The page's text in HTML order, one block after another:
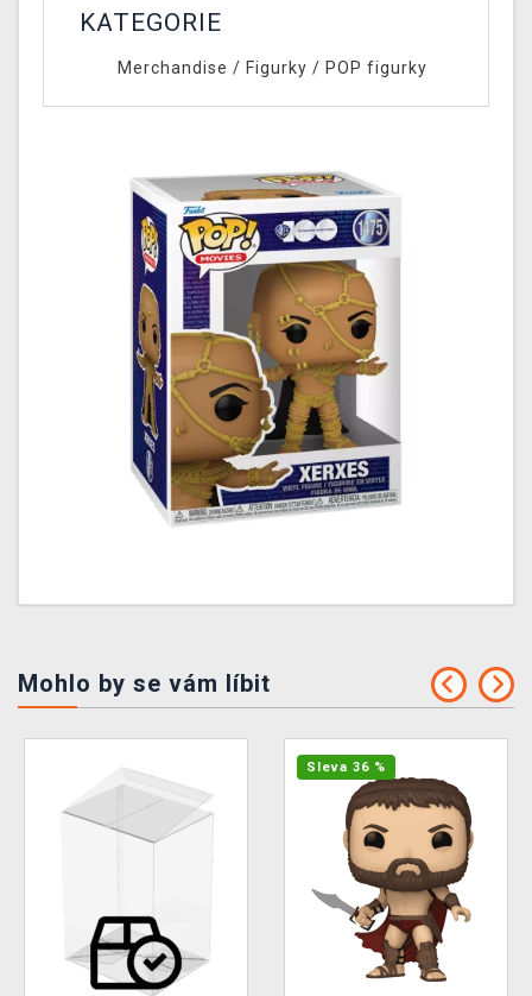
KATEGORIE
Merchandise / Figurky / POP figurky
Mohlo by se vám líbit
Sleva 36 %